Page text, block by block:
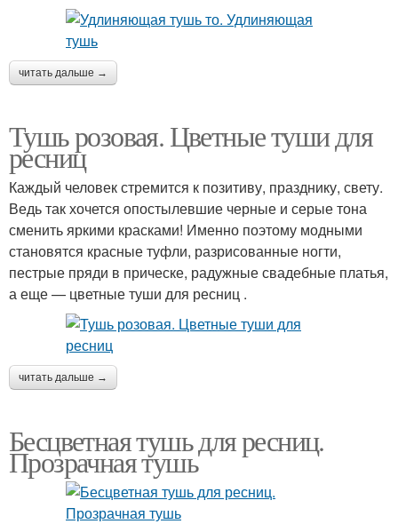
читать дальше →
Тушь розовая. Цветные туши для
ресниц
Каждый человек стремится к позитиву, празднику, свету.
Ведь так хочется опостылевшие черные и серые тона
сменить яркими красками! Именно поэтому модными
становятся красные туфли, разрисованные ногти,
пестрые пряди в прическе, радужные свадебные платья,
а еще — цветные туши для ресниц .
читать дальше →
Бесцветная тушь для ресниц.
Прозрачная тушь